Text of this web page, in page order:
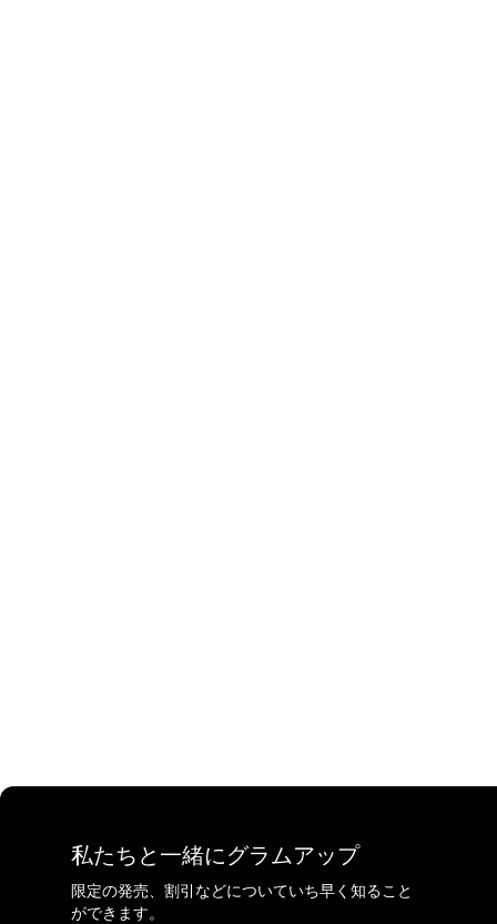
私たちと一緒にグラムアップ
限定の発売、割引などについていち早く知ること
ができます。